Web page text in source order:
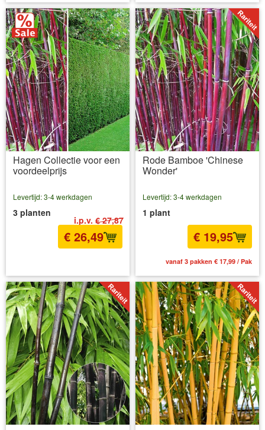
Hagen Collectie voor een
voordeelprijs
i.p.v. € 27,87
Levertijd: 3-4 werkdagen
3 planten
€ 26,49
Rode Bamboe 'Chinese
Wonder'
Levertijd: 3-4 werkdagen
1 plant
€ 19,95
vanaf 3 pakken € 17,99 / Pak